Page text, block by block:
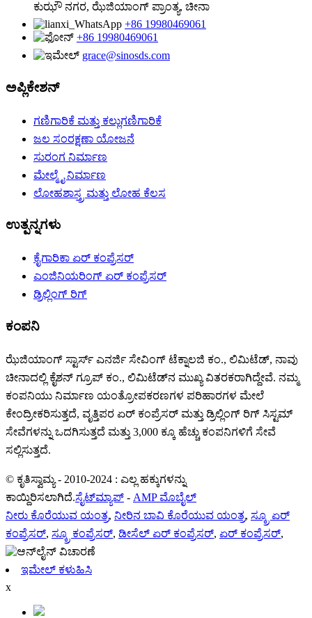
ಕುಝೌ ನಗರ, ಝೆಜಿಯಾಂಗ್ ಪ್ರಾಂತ್ಯ, ಚೀನಾ
+86 19980469061
+86 19980469061
grace@sinosds.com
ಅಪ್ಲಿಕೇಶನ್
ಗಣಿಗಾರಿಕೆ ಮತ್ತು ಕಲ್ಲುಗಣಿಗಾರಿಕೆ
ಜಲ ಸಂರಕ್ಷಣಾ ಯೋಜನೆ
ಸುರಂಗ ನಿರ್ಮಾಣ
ಮೇಲ್ಮೈ ನಿರ್ಮಾಣ
ಲೋಹಶಾಸ್ತ್ರ ಮತ್ತು ಲೋಹ ಕೆಲಸ
ಉತ್ಪನ್ನಗಳು
ಕೈಗಾರಿಕಾ ಏರ್ ಕಂಪ್ರೆಸರ್
ಎಂಜಿನಿಯರಿಂಗ್ ಏರ್ ಕಂಪ್ರೆಸರ್
ಡ್ರಿಲ್ಲಿಂಗ್ ರಿಗ್
ಕಂಪನಿ
ಝೆಜಿಯಾಂಗ್ ಸ್ಟಾರ್ಸ್ ಎನರ್ಜಿ ಸೇವಿಂಗ್ ಟೆಕ್ನಾಲಜಿ ಕಂ., ಲಿಮಿಟೆಡ್, ನಾವು
ಚೀನಾದಲ್ಲಿ ಕೈಶನ್ ಗ್ರೂಪ್ ಕಂ., ಲಿಮಿಟೆಡ್‌ನ ಮುಖ್ಯ ವಿತರಕರಾಗಿದ್ದೇವೆ. ನಮ್ಮ
ಕಂಪನಿಯು ನಿರ್ಮಾಣ ಯಂತ್ರೋಪಕರಣಗಳ ಪರಿಹಾರಗಳ ಮೇಲೆ
ಕೇಂದ್ರೀಕರಿಸುತ್ತದೆ, ವೃತ್ತಿಪರ ಏರ್ ಕಂಪ್ರೆಸರ್ ಮತ್ತು ಡ್ರಿಲ್ಲಿಂಗ್ ರಿಗ್ ಸಿಸ್ಟಮ್
ಸೇವೆಗಳನ್ನು ಒದಗಿಸುತ್ತದೆ ಮತ್ತು 3,000 ಕ್ಕೂ ಹೆಚ್ಚು ಕಂಪನಿಗಳಿಗೆ ಸೇವೆ
ಸಲ್ಲಿಸುತ್ತದೆ.
© ಕೃತಿಸ್ವಾಮ್ಯ - 2010-2024 : ಎಲ್ಲ ಹಕ್ಕುಗಳನ್ನು
ಕಾಯ್ದಿರಿಸಲಾಗಿದೆ.ಸೈಟ್‌ಮ್ಯಾಪ್ - AMP ಮೊಬೈಲ್
ನೀರು ಕೊರೆಯುವ ಯಂತ್ರ, ನೀರಿನ ಬಾವಿ ಕೊರೆಯುವ ಯಂತ್ರ, ಸ್ಕ್ರೂ ಏರ್
ಕಂಪ್ರೆಸರ್, ಸ್ಕ್ರೂ ಕಂಪ್ರೆಸರ್, ಡೀಸೆಲ್ ಏರ್ ಕಂಪ್ರೆಸರ್, ಏರ್ ಕಂಪ್ರೆಸರ್,
ಇಮೇಲ್ ಕಳುಹಿಸಿ
x